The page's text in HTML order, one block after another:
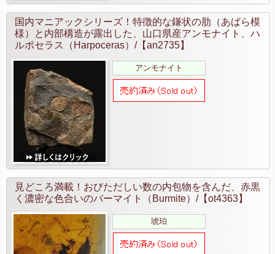
国内マニアックシリーズ！特徴的な鎌状の肋（あばら模
様）と内部構造が露出した、山口県産アンモナイト、ハ
ルポセラス（Harpoceras）/【an2735】
アンモナイト
見どころ満載！おびただしい数の内包物を含んだ、赤黒
く濃密な色合いのバーマイト（Burmite）/【ot4363】
琥珀